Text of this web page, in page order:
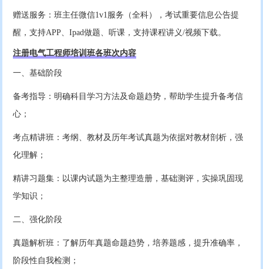
赠送服务：班主任微信1v1服务（全科），考试重要信息公告提
醒，支持APP、Ipad做题、听课，支持课程讲义/视频下载。
注册电气工程师培训班各班次内容
一、基础阶段
备考指导：明确科目学习方法及命题趋势，帮助学生提升备考信
心；
考点精讲班：考纲、教材及历年考试真题为依据对教材剖析，强
化理解；
精讲习题集：以课内试题为主整理造册，基础测评，实操巩固现
学知识；
二、强化阶段
真题解析班：了解历年真题命题趋势，培养题感，提升准确率，
阶段性自我检测；